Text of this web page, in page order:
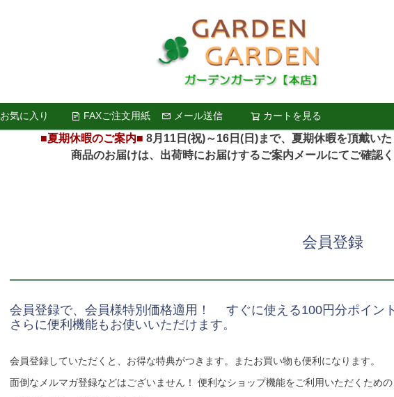
お気に入り FAXご注文用紙 メール送信 カートを見る
検索
■夏期休暇のご案内■ 8月11日(祝)～16日(日)まで、夏期休暇を頂戴い
商品のお届けは、出荷時にお届けするご案内メールにてご確認く
会員登録
会員登録で、会員様特別価格適用！ すぐに使える100円分ポイン
さらに便利機能もお使いいただけます。
会員登録していただくと、お得な特典がつきます。またお買い物も便利になります。
面倒なメルマガ登録などはございません！ 便利なショップ機能をご利用いただくため